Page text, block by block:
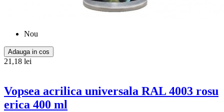
Nou
Adauga in cos
21,18 lei
Vopsea acrilica universala RAL 4003 rosu
erica 400 ml